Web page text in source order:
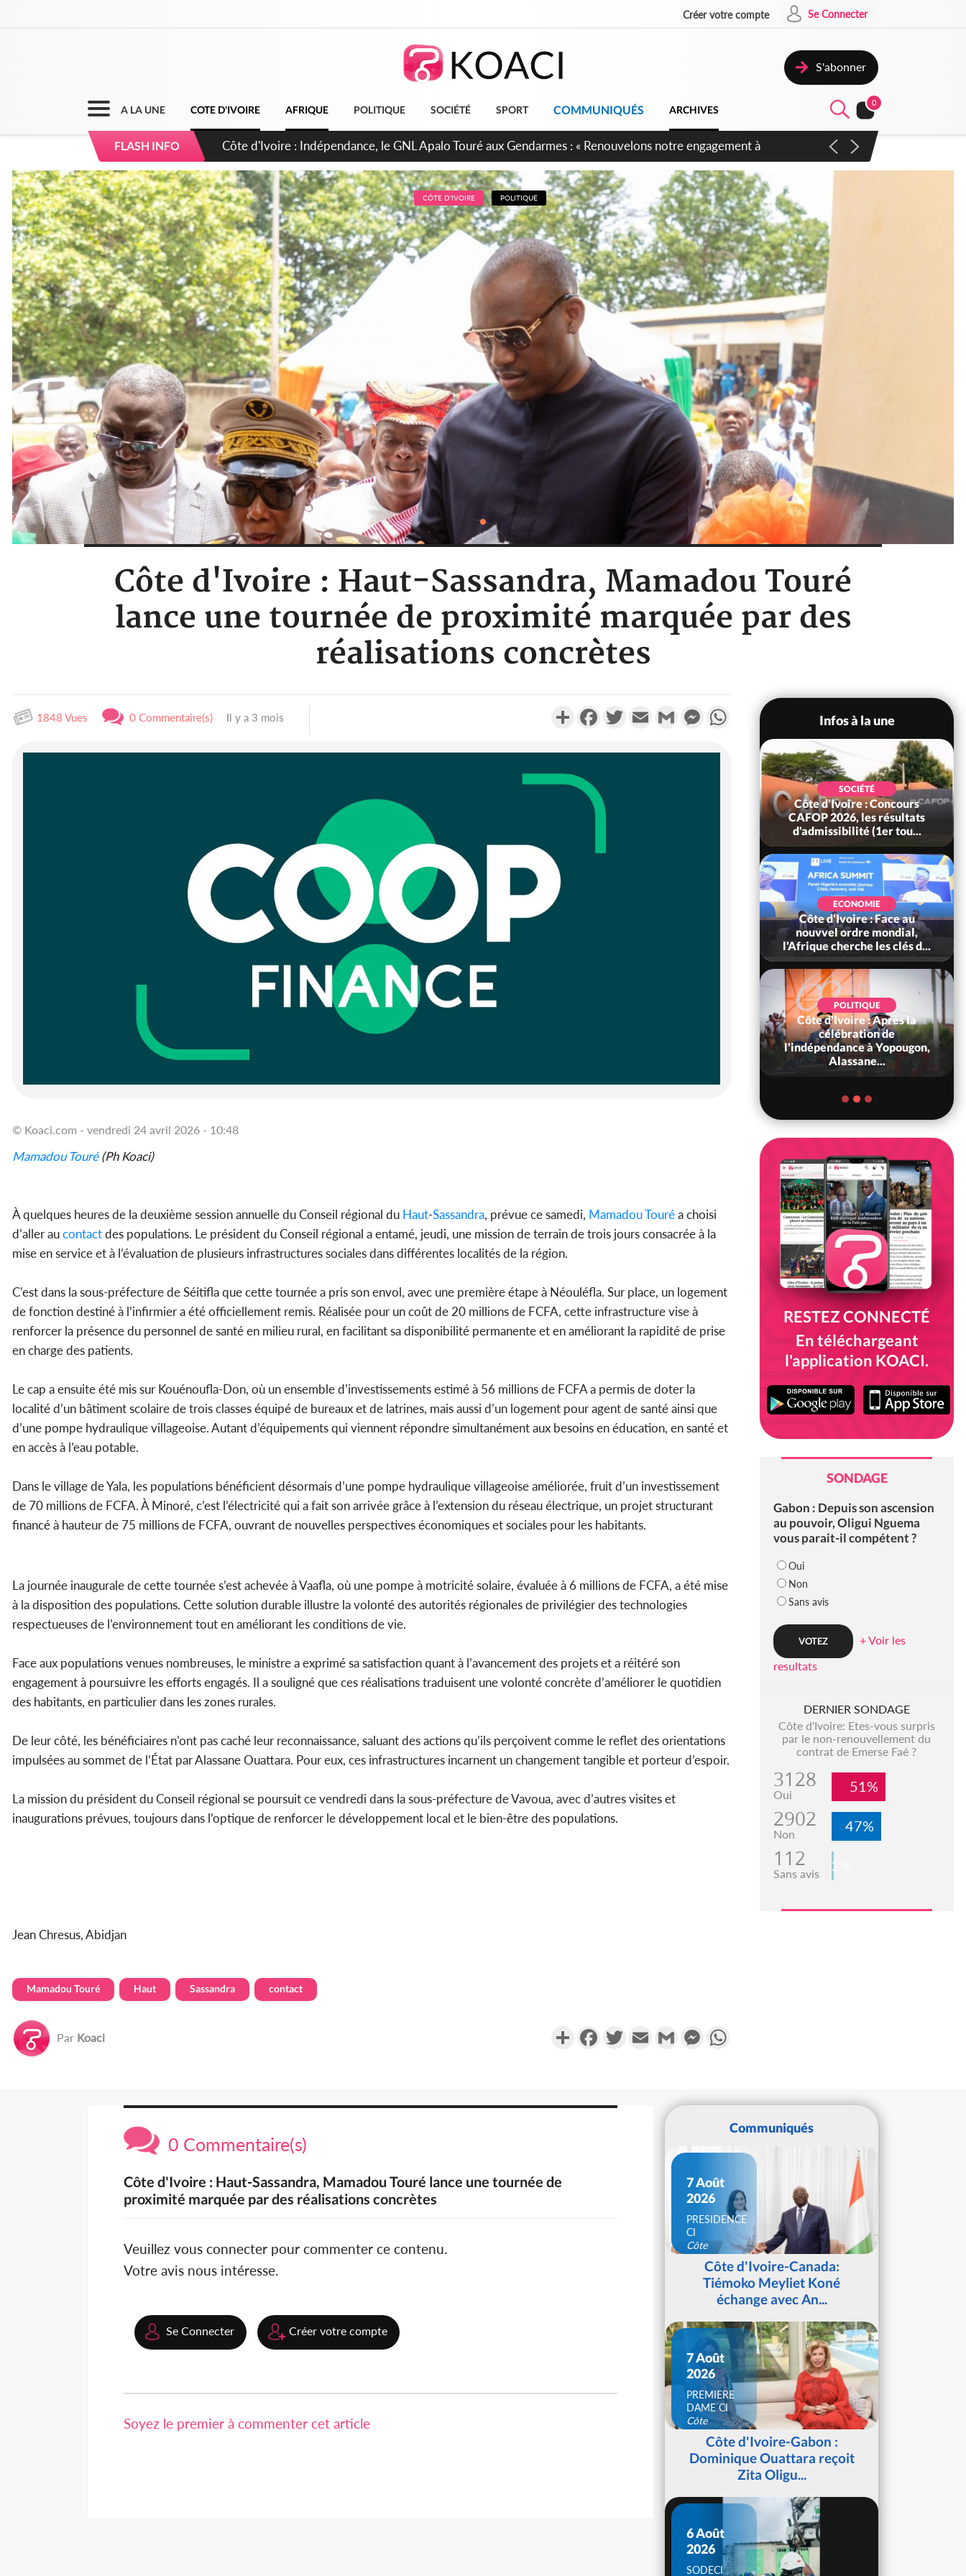
Créer votre compte Se Connecter
S'abonner
A LA UNE COTE D'IVOIRE AFRIQUE POLITIQUE SOCIÉTÉ SPORT COMMUNIQUÉS ARCHIVES
0
FLASH INFO
Sierra Leone : Un projet de réforme constitutionnelle en gestation, points clés des amendements, un exclu
d'avance
CÔTE D'IVOIRE POLITIQUE
Côte d'Ivoire : Haut-Sassandra, Mamadou Touré
lance une tournée de proximité marquée par des
réalisations concrètes
1848 Vues 0 Commentaire(s) Il y a 3 mois PartagerFacebookTwitterEmail Gmail MessengerWhatsApp
© Koaci.com - vendredi 24 avril 2026 - 10:48
Mamadou Touré(Ph Koaci)
À quelques heures de la deuxième session annuelle du Conseil régional du Haut-Sassandra, prévue ce samedi, Mamadou Touréa choisi
d’aller aucontactdes populations. Le président du Conseil régional a entamé, jeudi, une mission de terrain de trois jours consacrée à la
mise en service et à l’évaluation de plusieurs infrastructures sociales dans différentes localités de la région.
C’est dans la sous-préfecture de Séitifla que cette tournée a pris son envol, avec une première étape à Néouléfla. Sur place, un logement
de fonction destiné à l’infirmier a été officiellement remis. Réalisée pour un coût de 20 millions de FCFA, cette infrastructure vise à
renforcer la présence du personnel de santé en milieu rural, en facilitant sa disponibilité permanente et en améliorant la rapidité de prise
en charge des patients.
Le cap a ensuite été mis sur Kouénoufla-Don, où un ensemble d’investissements estimé à 56 millions de FCFA a permis de doter la
localité d’un bâtiment scolaire de trois classes équipé de bureaux et de latrines, mais aussi d’un logement pour agent de santé ainsi que
d’une pompe hydraulique villageoise. Autant d’équipements qui viennent répondre simultanément aux besoins en éducation, en santé et
en accès à l’eau potable.
Dans le village de Yala, les populations bénéficient désormais d’une pompe hydraulique villageoise améliorée, fruit d’un investissement
de 70 millions de FCFA. À Minoré, c’est l’électricité qui a fait son arrivée grâce à l’extension du réseau électrique, un projet structurant
financé à hauteur de 75 millions de FCFA, ouvrant de nouvelles perspectives économiques et sociales pour les habitants.
La journée inaugurale de cette tournée s’est achevée à Vaafla, où une pompe à motricité solaire, évaluée à 6 millions de FCFA, a été mise
à la disposition des populations. Cette solution durable illustre la volonté des autorités régionales de privilégier des technologies
respectueuses de l’environnement tout en améliorant les conditions de vie.
Face aux populations venues nombreuses, le ministre a exprimé sa satisfaction quant à l’avancement des projets et a réitéré son
engagement à poursuivre les efforts engagés. Il a souligné que ces réalisations traduisent une volonté concrète d’améliorer le quotidien
des habitants, en particulier dans les zones rurales.
De leur côté, les bénéficiaires n’ont pas caché leur reconnaissance, saluant des actions qu’ils perçoivent comme le reflet des orientations
impulsées au sommet de l’État par Alassane Ouattara. Pour eux, ces infrastructures incarnent un changement tangible et porteur d’espoir.
La mission du président du Conseil régional se poursuit ce vendredi dans la sous-préfecture de Vavoua, avec d’autres visites et
inaugurations prévues, toujours dans l’optique de renforcer le développement local et le bien-être des populations.
Jean Chresus, Abidjan
Mamadou Touré Haut Sassandra contact
Par Koaci PartagerFacebookTwitterEmail Gmail Messenger
Infos à la une
Côte d'Ivoire : Leleblé, le
Commandant KOUAME
Djahan Norbert, Nouveau
SOCIÉTÉ
Côte d'Ivoire : Concours
CAFOP 2026, les résultats
d'admissibilité (1er tou...
ECONOMIE
Côte d'Ivoire : Face au
nouvvel ordre mondial,
l'Afrique cherche les clés d...
POLITIQUE
Côte d'Ivoire : Après la
célébration de
l'indépendance à Yopougon,
Alassane...
RESTEZ CONNECTÉ
En téléchargeant
l'application KOACI.
SONDAGE
Gabon : Depuis son ascension
au pouvoir, Oligui Nguema
vous parait-il compétent ?
Oui
Non
Sans avis
+ Voir les
resultats
DERNIER SONDAGE
Côte d'Ivoire: Etes-vous surpris
par le non-renouvellement du
contrat de Emerse Faé ?
3128
Oui 51%
2902
Non 47%
112
Sans avis 2%
0 Commentaire(s)
Côte d'Ivoire : Haut-Sassandra, Mamadou Touré lance une tournée de
proximité marquée par des réalisations concrètes
Veuillez vous connecter pour commenter ce contenu.
Votre avis nous intéresse.
Se Connecter Créer votre compte
Soyez le premier à commenter cet article
Communiqués
7 Août
2026
PRESIDENCE
CI
Côte
d'IvoireCôte d'Ivoire-Canada:
Tiémoko Meyliet Koné
échange avec An...
7 Août
2026
PREMIERE
DAME CI
Côte
d'IvoireCôte d'Ivoire-Gabon :
Dominique Ouattara reçoit
Zita Oligu...
6 Août
2026
SODECI